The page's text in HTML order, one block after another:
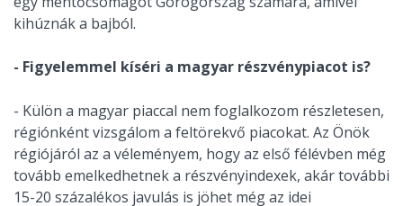
kihúznák a bajból.
- Figyelemmel kíséri a magyar részvénypiacot is?
- Külön a magyar piaccal nem foglalkozom részletesen,
régiónként vizsgálom a feltörekvő piacokat. Az Önök
régiójáról az a véleményem, hogy az első félévben még
tovább emelkedhetnek a részvényindexek, akár további
15-20 százalékos javulás is jöhet még az idei